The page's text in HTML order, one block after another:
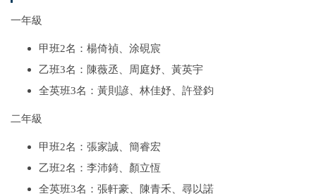
一年級
甲班2名：楊倚禎、涂硯宸
乙班3名：陳薇丞、周庭妤、黃英宇
全英班3名：黃則諺、林佳妤、許登鈞
二年級
甲班2名：張家誠、簡睿宏
乙班2名：李沛錡、顏立恆
全英班3名：張軒豪、陳青禾、尋以諾